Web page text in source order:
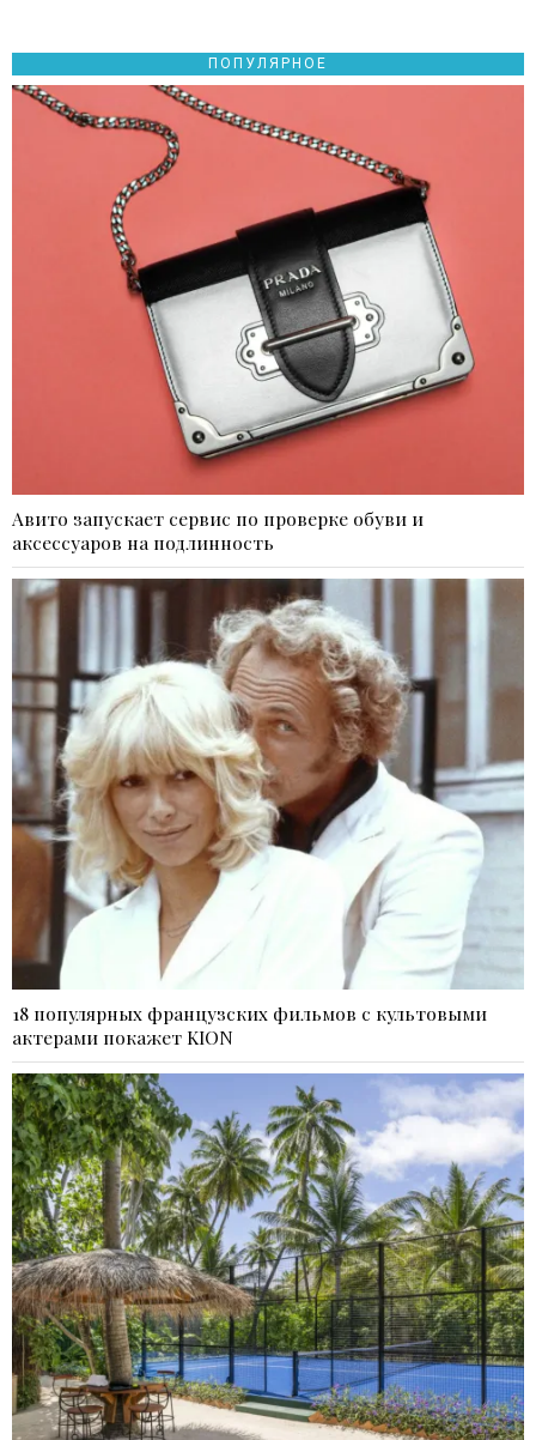
ПОПУЛЯРНОЕ
Авито запускает сервис по проверке обуви и
аксессуаров на подлинность
18 популярных французских фильмов с культовыми
актерами покажет KION